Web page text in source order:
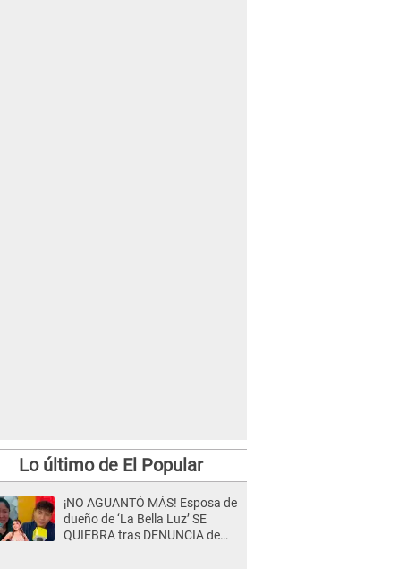
Lo último de El Popular
¡NO AGUANTÓ MÁS! Esposa de
dueño de ‘La Bella Luz’ SE
QUIEBRA tras DENUNCIA de